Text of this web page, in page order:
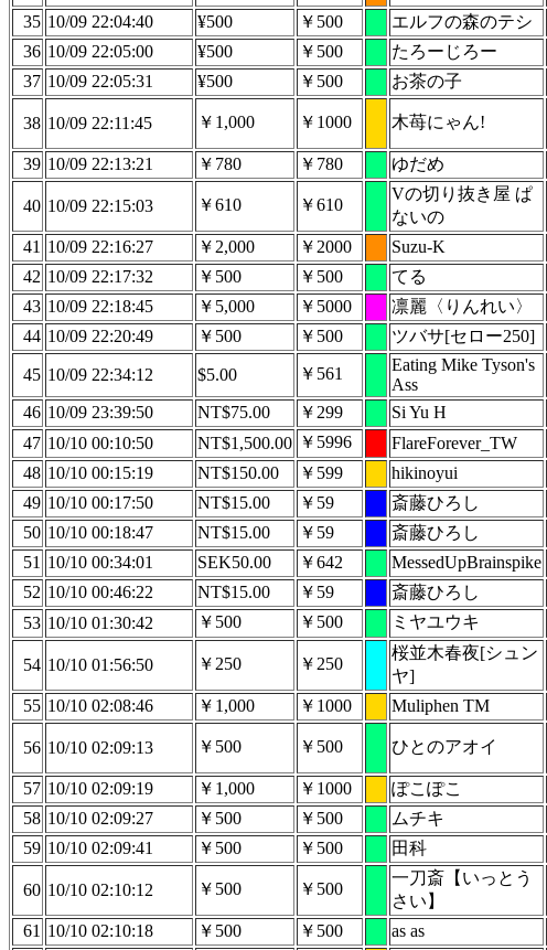
35 10/09 22:04:40 ¥500 ￥500 エルフの森のテシ
36 10/09 22:05:00 ¥500 ￥500 たろーじろー
37 10/09 22:05:31 ¥500 ￥500 お茶の子
38 10/09 22:11:45 ￥1,000 ￥1000 木苺にゃん!
39 10/09 22:13:21 ￥780 ￥780 ゆだめ
40 10/09 22:15:03 ￥610 ￥610
Vの切り抜き屋 ぱ
ないの
41 10/09 22:16:27 ￥2,000 ￥2000 Suzu-K
42 10/09 22:17:32 ￥500 ￥500 てる
43 10/09 22:18:45 ￥5,000 ￥5000 凛麗〈りんれい〉
44 10/09 22:20:49 ￥500 ￥500 ツバサ[セロー250]
45 10/09 22:34:12 $5.00 ￥561
Eating Mike Tyson's
Ass
46 10/09 23:39:50 NT$75.00 ￥299 Si Yu H
47 10/10 00:10:50 NT$1,500.00 ￥5996 FlareForever_TW
48 10/10 00:15:19 NT$150.00 ￥599 hikinoyui
49 10/10 00:17:50 NT$15.00 ￥59 斎藤ひろし
50 10/10 00:18:47 NT$15.00 ￥59 斎藤ひろし
51 10/10 00:34:01 SEK50.00 ￥642 MessedUpBrainspike
52 10/10 00:46:22 NT$15.00 ￥59 斎藤ひろし
53 10/10 01:30:42 ￥500 ￥500 ミヤユウキ
54 10/10 01:56:50 ￥250 ￥250
桜並木春夜[シュン
ヤ]
55 10/10 02:08:46 ￥1,000 ￥1000 Muliphen TM
56 10/10 02:09:13 ￥500 ￥500 ひとのアオイ
57 10/10 02:09:19 ￥1,000 ￥1000 ぽこぽこ
58 10/10 02:09:27 ￥500 ￥500 ムチキ
59 10/10 02:09:41 ￥500 ￥500 田科
60 10/10 02:10:12 ￥500 ￥500
一刀斎【いっとう
さい】
61 10/10 02:10:18 ￥500 ￥500 as as